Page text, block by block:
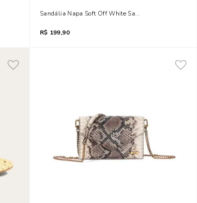
Sandália Napa Soft Off White Salto Baixo Anabela
R$ 199,90